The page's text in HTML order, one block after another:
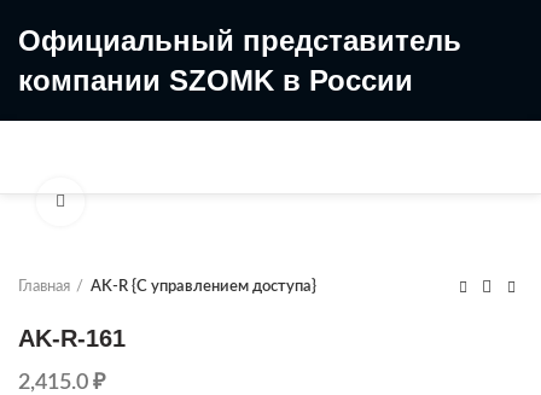
Официальный представитель
компании SZOMK в России
Главная AK-R {С управлением доступа}
AK-R-161
2,415.0 ₽